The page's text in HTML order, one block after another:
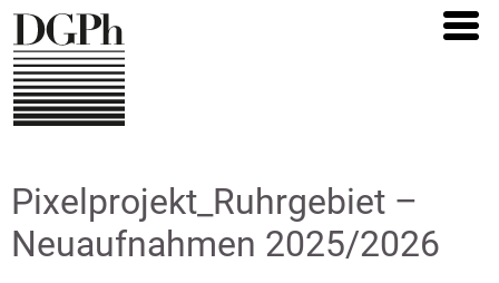
Direkt
zum
Inhalt
Pixelprojekt_Ruhrgebiet –
Neuaufnahmen 2025/2026